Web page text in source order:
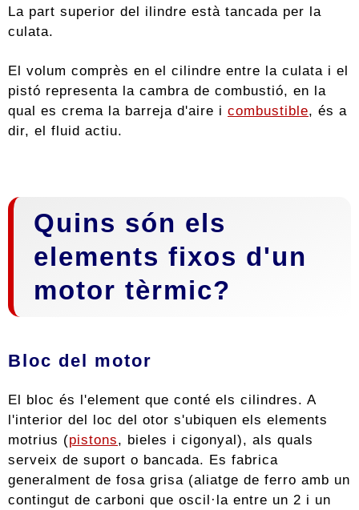
La part superior del ilindre està tancada per la
culata.
El volum comprès en el cilindre entre la culata i el
pistó representa la cambra de combustió, en la
qual es crema la barreja d'aire i combustible, és a
dir, el fluid actiu.
Quins són els
elements fixos d'un
motor tèrmic?
Bloc del motor
El bloc és l'element que conté els cilindres. A
l'interior del loc del otor s'ubiquen els elements
motrius (pistons, bieles i cigonyal), als quals
serveix de suport o bancada. Es fabrica
generalment de fosa grisa (aliatge de ferro amb un
contingut de carboni que oscil·la entre un 2 i un